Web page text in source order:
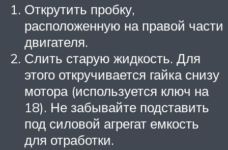
Открутить пробку,
расположенную на правой части
двигателя.
Слить старую жидкость. Для
этого откручивается гайка снизу
мотора (используется ключ на
18). Не забывайте подставить
под силовой агрегат емкость
для отработки.